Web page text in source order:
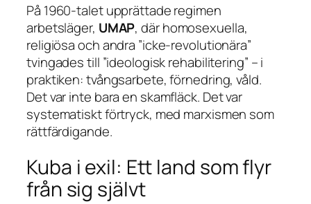
På 1960-talet upprättade regimen
arbetsläger, UMAP, där homosexuella,
religiösa och andra ”icke-revolutionära”
tvingades till ”ideologisk rehabilitering” – i
praktiken: tvångsarbete, förnedring, våld.
Det var inte bara en skamfläck. Det var
systematiskt förtryck, med marxismen som
rättfärdigande.
Kuba i exil: Ett land som flyr
från sig självt